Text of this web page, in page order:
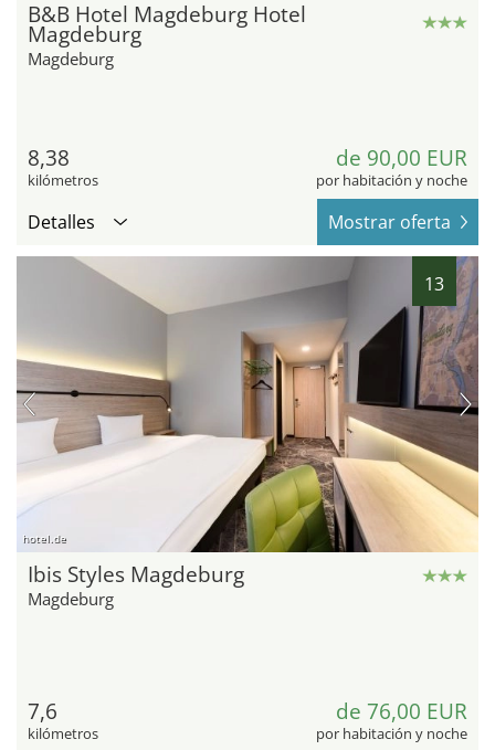
B&B Hotel Magdeburg Hotel
Magdeburg
Magdeburg
8,38
kilómetros
de 90,00 EUR
por habitación y noche
Detalles Mostrar oferta
13
hotel.de
Ibis Styles Magdeburg
Magdeburg
7,6
kilómetros
de 76,00 EUR
por habitación y noche